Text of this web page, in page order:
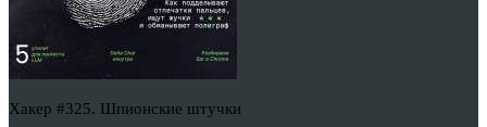
Хакер #325. Шпионские штучки